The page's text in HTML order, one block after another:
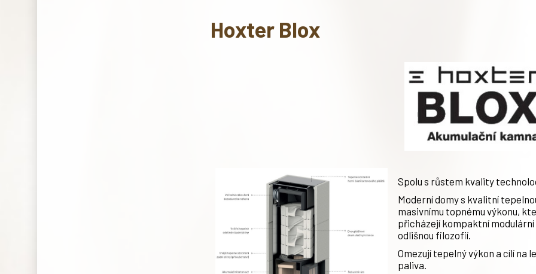
Hoxter Blox
Spolu s růstem kvality
Moderní domy s kvalitní
masivnímu topnému výkonu,
přicházejí kompaktní
odlišnou filozofií.
Omezují tepelný výkon a cílí na
paliva.